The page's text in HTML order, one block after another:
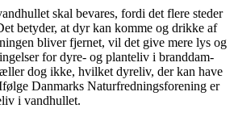
skal beva­res, for­di det fle­re ste­der
bety­der, at dyr kan kom­me og drik­ke af
bli­ver fjer­net, vil det give mere lys og
for dyre- og plan­te­liv i brand­dam­
dog ikke, hvil­ket dyre­liv, der kan have
Dan­marks Natur­fred­nings­for­e­ning er
i vandhullet.